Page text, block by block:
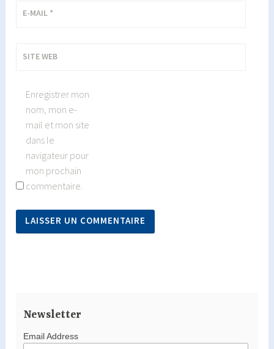
E-MAIL *
SITE WEB
Enregistrer mon
nom, mon e-
mail et mon site
dans le
navigateur pour
mon prochain
commentaire.
Newsletter
Email Address